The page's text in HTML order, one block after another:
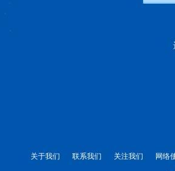
关于我们 联系我们 关注我们 网络